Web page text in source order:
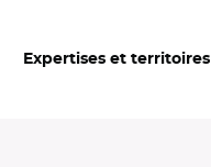
Expertises et territoires